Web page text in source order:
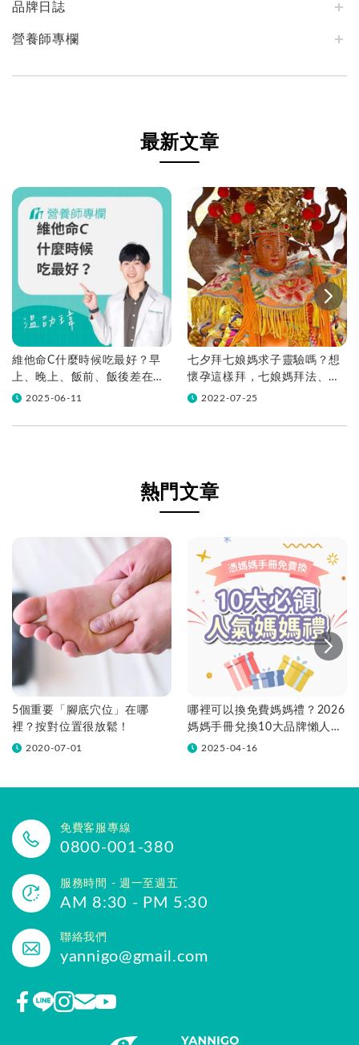
品牌日誌
營養師專欄
最新文章
維他命C什麼時候吃最好？早
上、晚上、飯前、飯後差在
哪？2025-06-11
七夕拜七娘媽求子靈驗嗎？想
懷孕這樣拜，七娘媽拜法、供
品、地點一次看
2022-07-25
熱門文章
5個重要「腳底穴位」在哪
裡？按對位置很放鬆！
2020-07-01
哪裡可以換免費媽媽禮？2026
媽媽手冊兌換10大品牌懶人包
一次看！
2025-04-16
免費客服專線
0800-001-380
服務時間 - 週一至週五
AM 8:30 - PM 5:30
聯絡我們
yannigo@gmail.com